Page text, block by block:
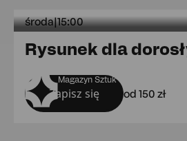
Magazyn Sztuk
środa|15:00
Rysunek dla
Zapisz się od 150 zł